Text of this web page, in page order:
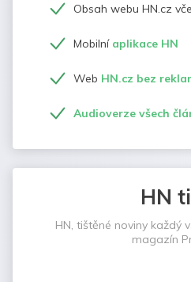
Obsah webu HN.cz
Mobilní aplikace HN
Web HN.cz bez
Audioverze všech
HN
HN, tištěné noviny každý
magazín